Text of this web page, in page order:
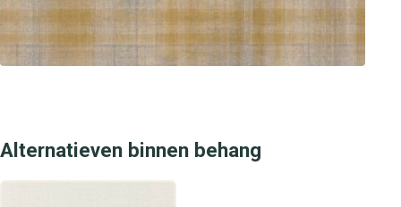
Alternatieven binnen behang